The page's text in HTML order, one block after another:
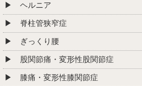
ヘルニア
脊柱管狭窄症
ぎっくり腰
股関節痛・変形性股関節症
膝痛・変形性膝関節症